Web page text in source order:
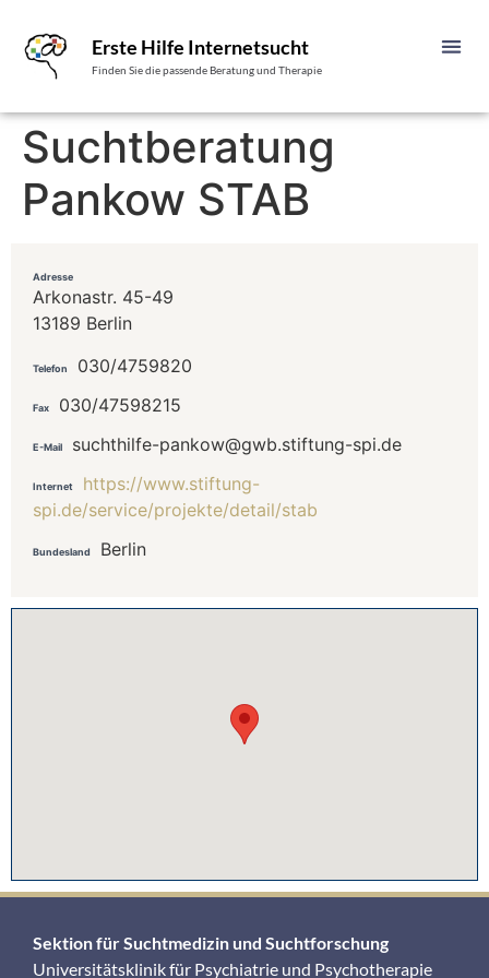
Erste Hilfe Internetsucht
Finden Sie die passende Beratung und Therapie
Suchtberatung
Pankow STAB
Adresse
Arkonastr. 45-49
13189 Berlin
Telefon 030/4759820
Fax 030/47598215
E-Mail suchthilfe-pankow@gwb.stiftung-spi.de
Internet
https://www.stiftung-
spi.de/service/projekte/detail/stab
Bundesland Berlin
Sektion für Suchtmedizin und Suchtforschung
Universitätsklinik für Psychiatrie und Psychotherapie